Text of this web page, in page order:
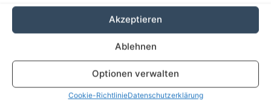
Akzeptieren
Ablehnen
Optionen verwalten
Cookie-RichtlinieDatenschutzerklärung
Familie Sport Politik More